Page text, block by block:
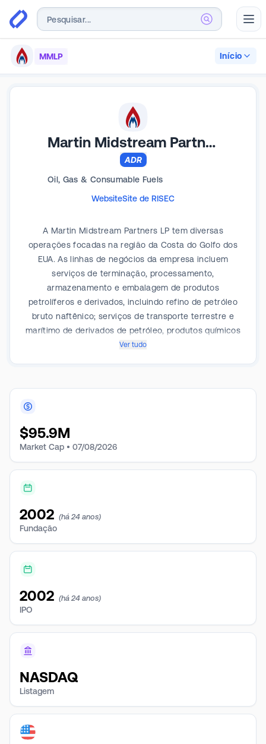
MMLP Início
Martin Midstream Partners
ADR
Oil, Gas & Consumable Fuels
WebsiteSite de RISEC
A Martin Midstream Partners LP tem diversas
operações focadas na região da Costa do Golfo dos
EUA. As linhas de negócios da empresa incluem
serviços de terminação, processamento,
armazenamento e embalagem de produtos
petrolíferos e derivados, incluindo refino de petróleo
bruto naftênico; serviços de transporte terrestre e
marítimo de derivados de petróleo, produtos químicos
e especiais; processamento, fabricação,
transporte de líquidos de gás natural. A empresa atua
em quatro segmentos: Terminação e armazenamento,
A maior parte da receita vem do segmento de
produtos especiais.
Ver tudo
$95.9M
Market Cap • 07/08/2026
2002 (há 24 anos)
Fundação
2002 (há 24 anos)
IPO
NASDAQ
Listagem